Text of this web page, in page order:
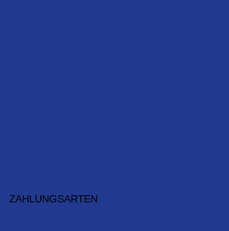
ZAHLUNGSARTEN